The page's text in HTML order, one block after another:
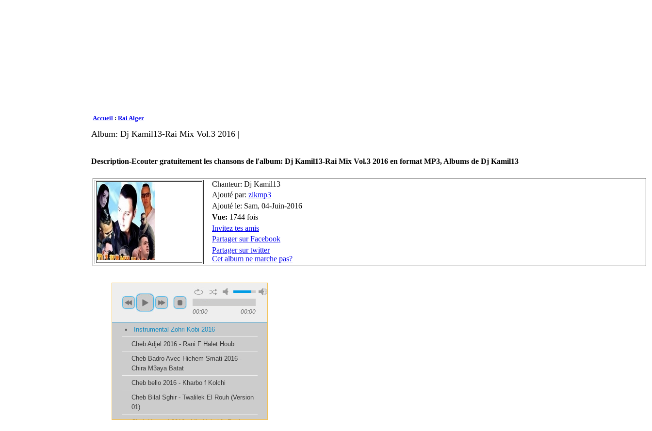
Accueil : Rai Alger
Album: Dj Kamil13-Rai Mix Vol.3 2016 |
Description-Ecouter gratuitement les chansons de l'album: Dj Kamil13-Rai Mix Vol.3 2016 en format MP3, Albums de Dj Kamil13
Chanteur: Dj Kamil13
Ajouté par: zikmp3
Ajouté le: Sam, 04-Juin-2016
Vue: 1744 fois
Invitez tes amis
Partager sur Facebook
Partager sur twitter
Cet album ne marche pas?